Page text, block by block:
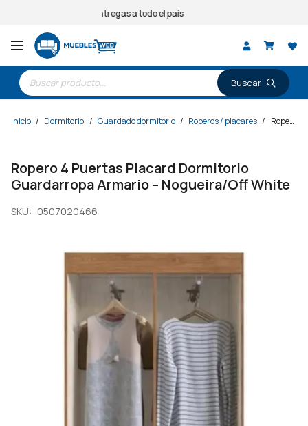
Entregas a todo el país
Búsqueda
de
productos
Inicio / Dormitorio / Guardado dormitorio / Roperos / placares / Ropero 4 Puertas Placard Dormitorio Guardarropa Armario – Nogueira/Off White
Ropero 4 Puertas Placard Dormitorio
Guardarropa Armario – Nogueira/Off White
SKU: 0507020466